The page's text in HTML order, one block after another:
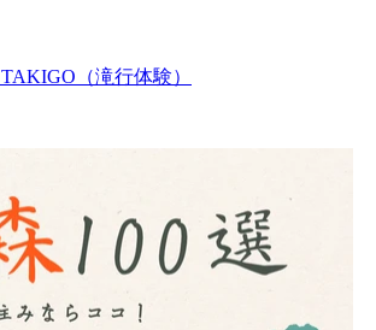
TAKIGO（滝行体験）